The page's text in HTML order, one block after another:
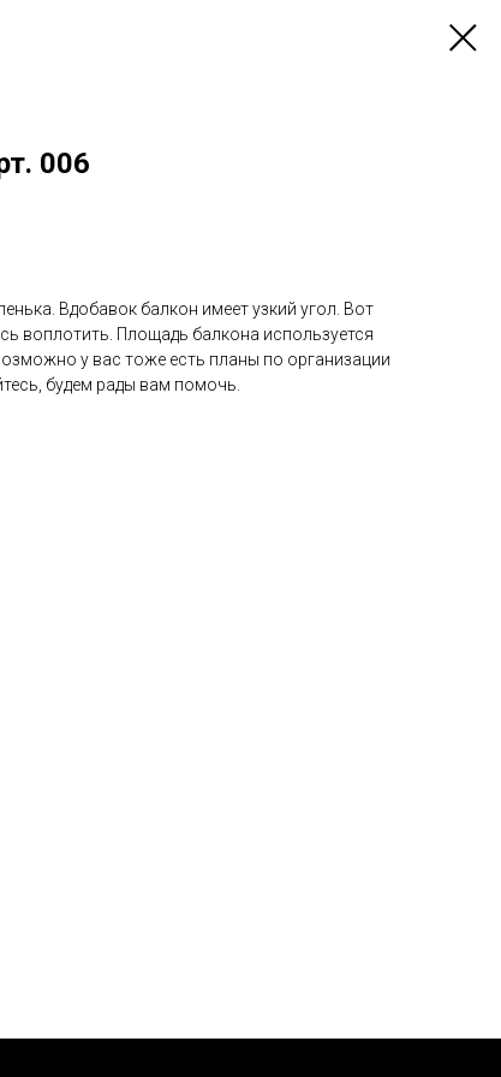
006
Вдобавок балкон имеет узкий угол. Вот
воплотить. Площадь балкона используется
у вас тоже есть планы по организации
будем рады вам помочь.